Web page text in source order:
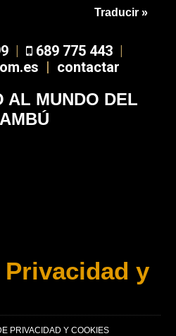
| 689 775 443 |
| contactar
AL MUNDO DEL
y
PRIVACIDAD Y COOKIES
Traducir »